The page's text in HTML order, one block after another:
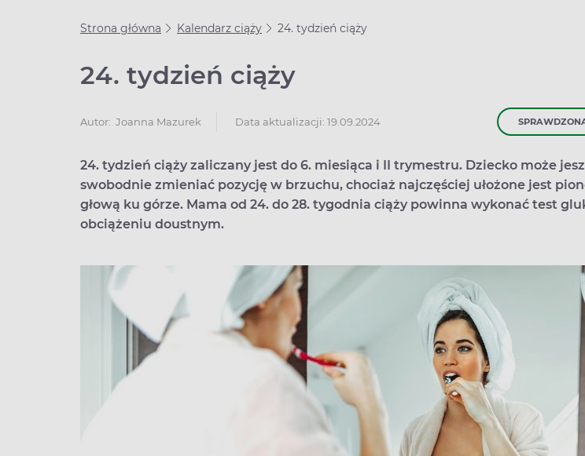
Strona główna Kalendarz ciąży 24. tydzień ciąży
24. tydzień ciąży
Autor: Joanna Mazurek Data aktualizacji: 19.09.2024
24. tydzień ciąży zaliczany jest do 6. miesiąca i II trymestru. Dziecko może
swobodnie zmieniać pozycję w brzuchu, chociaż najczęściej ułożone jest
głową ku górze. Mama od 24. do 28. tygodnia ciąży powinna wykonać test
obciążeniu doustnym.